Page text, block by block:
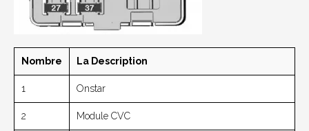
Nombre La Description
1 Onstar
2 Module CVC